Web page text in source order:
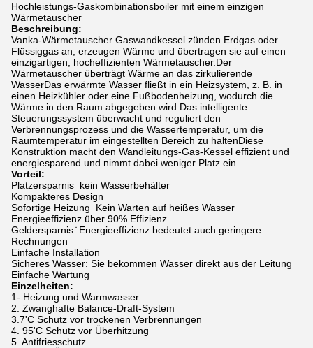
Hochleistungs-Gaskombinationsboiler mit einem einzigen
Wärmetauscher
Beschreibung:
Vanka-Wärmetauscher Gaswandkessel zünden Erdgas oder
Flüssiggas an, erzeugen Wärme und übertragen sie auf einen
einzigartigen, hocheffizienten Wärmetauscher.Der
Wärmetauscher überträgt Wärme an das zirkulierende
WasserDas erwärmte Wasser fließt in ein Heizsystem, z. B. in
einen Heizkühler oder eine Fußbodenheizung, wodurch die
Wärme in den Raum abgegeben wird.Das intelligente
Steuerungssystem überwacht und reguliert den
Verbrennungsprozess und die Wassertemperatur, um die
Raumtemperatur im eingestellten Bereich zu haltenDiese
Konstruktion macht den Wandleitungs-Gas-Kessel effizient und
energiesparend und nimmt dabei weniger Platz ein.
Vorteil:
Platzersparnis ️ kein Wasserbehälter
Kompakteres Design
Sofortige Heizung ️ Kein Warten auf heißes Wasser
Energieeffizienz über 90% Effizienz
Geldersparnis ̇ Energieeffizienz bedeutet auch geringere
Rechnungen
Einfache Installation
Sicheres Wasser: Sie bekommen Wasser direkt aus der Leitung
Einfache Wartung
Einzelheiten:
1- Heizung und Warmwasser
2. Zwanghafte Balance-Draft-System
3.7'C Schutz vor trockenen Verbrennungen
4. 95'C Schutz vor Überhitzung
5. Antifriesschutz